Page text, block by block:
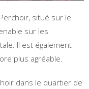
situé sur le
sur les
Il est également
plus agréable.
dans le quartier de